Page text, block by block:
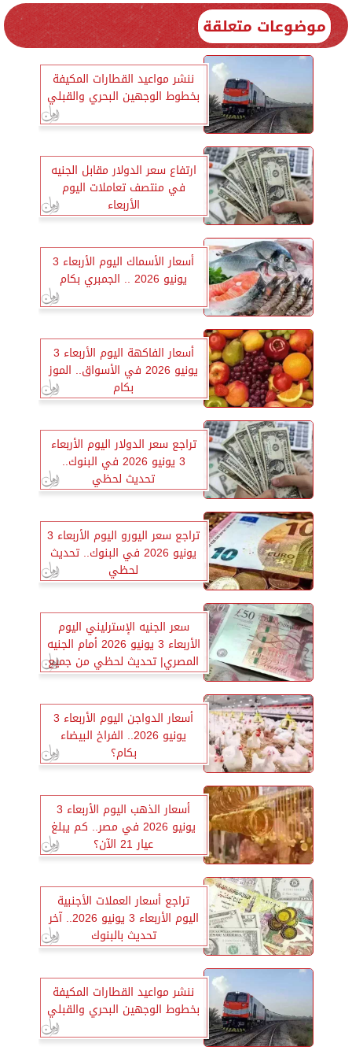
موضوعات متعلقة
ننشر مواعيد القطارات المكيفة
بخطوط الوجهين البحري والقبلي
ارتفاع سعر الدولار مقابل الجنيه
في منتصف تعاملات اليوم
الأربعاء
أسعار الأسماك اليوم الأربعاء 3
يونيو 2026 .. الجمبري بكام
أسعار الفاكهة اليوم الأربعاء 3
يونيو 2026 في الأسواق.. الموز
بكام
تراجع سعر الدولار اليوم الأربعاء
3 يونيو 2026 في البنوك..
تحديث لحظي
تراجع سعر اليورو اليوم الأربعاء 3
يونيو 2026 في البنوك.. تحديث
لحظي
سعر الجنيه الإسترليني اليوم
الأربعاء 3 يونيو 2026 أمام الجنيه
المصري| تحديث لحظي من جميع
البنوك
أسعار الدواجن اليوم الأربعاء 3
يونيو 2026.. الفراخ البيضاء
بكام؟
أسعار الذهب اليوم الأربعاء 3
يونيو 2026 في مصر.. كم يبلغ
عيار 21 الآن؟
تراجع أسعار العملات الأجنبية
اليوم الأربعاء 3 يونيو 2026.. آخر
تحديث بالبنوك
ننشر مواعيد القطارات المكيفة
بخطوط الوجهين البحري والقبلي